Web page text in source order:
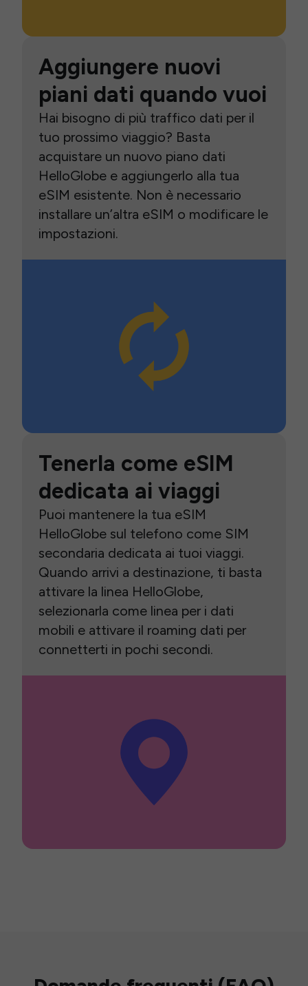
Aggiungere nuovi
piani dati quando vuoi
Hai bisogno di più traffico dati per il
tuo prossimo viaggio? Basta
acquistare un nuovo piano dati
HelloGlobe e aggiungerlo alla tua
eSIM esistente. Non è necessario
installare un’altra eSIM o modificare le
impostazioni.
Tenerla come eSIM
dedicata ai viaggi
Puoi mantenere la tua eSIM
HelloGlobe sul telefono come SIM
secondaria dedicata ai tuoi viaggi.
Quando arrivi a destinazione, ti basta
attivare la linea HelloGlobe,
selezionarla come linea per i dati
mobili e attivare il roaming dati per
connetterti in pochi secondi.